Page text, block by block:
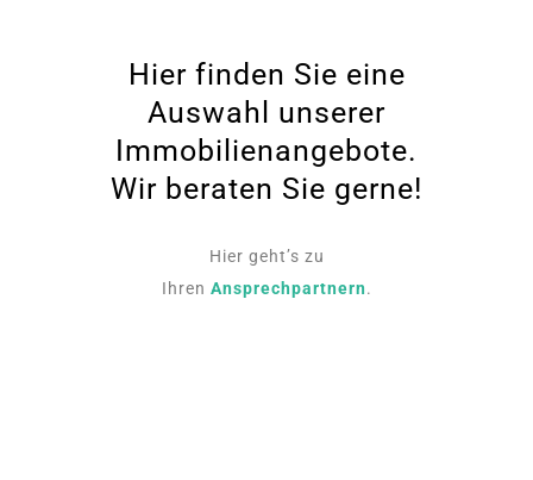
Hier finden Sie eine
Auswahl unserer
Immobilienangebote.
Wir beraten Sie gerne!
Hier geht’s zu
Ihren Ansprechpartnern.